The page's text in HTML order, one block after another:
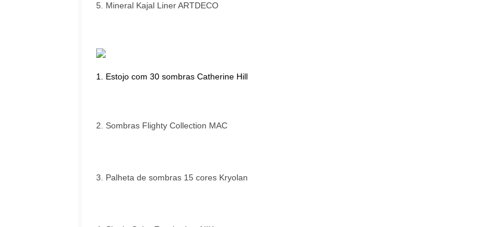
5. Mineral Kajal Liner ARTDECO
1. Estojo com 30 sombras Catherine Hill
2. Sombras Flighty Collection MAC
3. Palheta de sombras 15 cores Kryolan